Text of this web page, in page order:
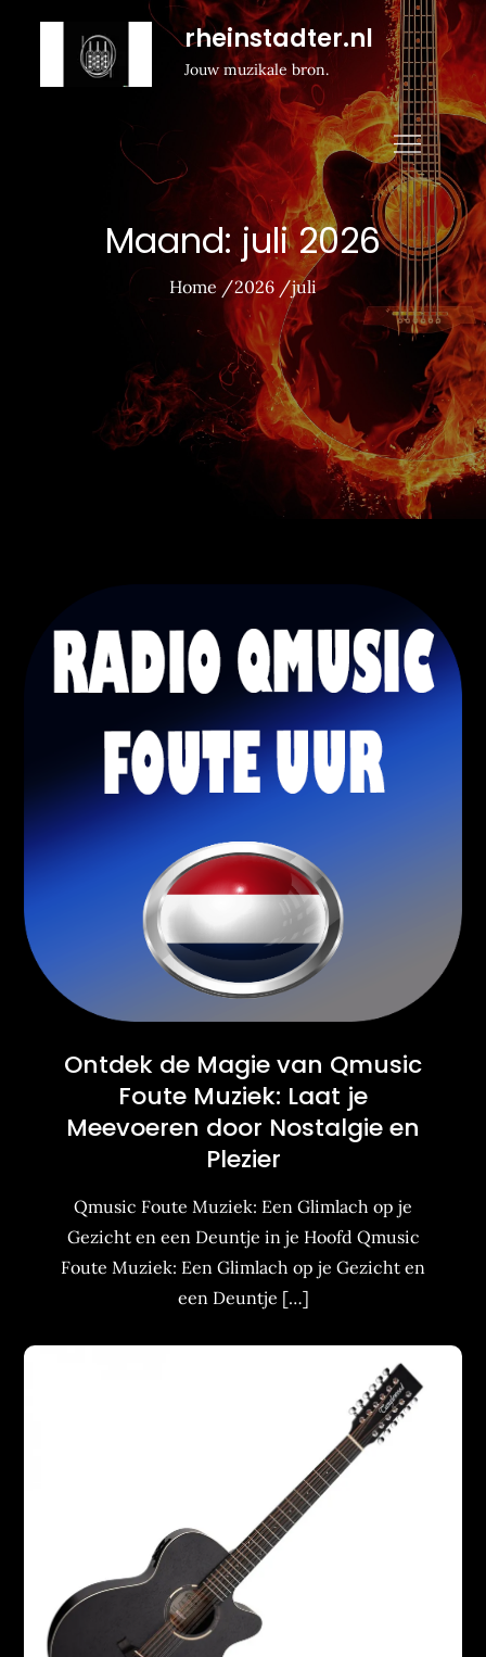
rheinstadter.nl
Jouw muzikale bron.
Maand:juli 2026
Home 2026 juli
Ontdek de Magie van Qmusic
Foute Muziek: Laat je
Meevoeren door Nostalgie en
Plezier
Qmusic Foute Muziek: Een Glimlach op je
Gezicht en een Deuntje in je Hoofd Qmusic
Foute Muziek: Een Glimlach op je Gezicht en
een Deuntje […]